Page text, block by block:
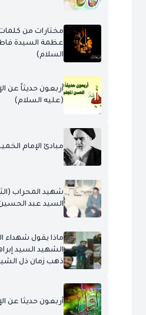
مختارات من كلمات
عظمة السيدة
السلام)
أربعون حديثاً عن
(عليه السلام)
مبادئ الإمام
شهيد المحراب
السيد عبد
ماذا يقول شهداء
الشهيد السيد
ذهب زمان ذل
أربعون حديثا عن